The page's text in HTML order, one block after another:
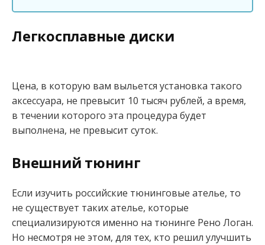
Легкосплавные диски
Цена, в которую вам выльется установка такого
аксессуара, не превысит 10 тысяч рублей, а время,
в течении которого эта процедура будет
выполнена, не превысит суток.
Внешний тюнинг
Если изучить российские тюнинговые ателье, то
не существует таких ателье, которые
специализируются именно на тюнинге Рено Логан.
Но несмотря не этом, для тех, кто решил улучшить